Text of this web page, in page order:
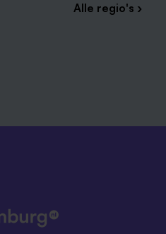
Alle regio's ›